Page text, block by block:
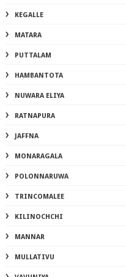
KEGALLE
MATARA
PUTTALAM
HAMBANTOTA
NUWARA ELIYA
RATNAPURA
JAFFNA
MONARAGALA
POLONNARUWA
TRINCOMALEE
KILINOCHCHI
MANNAR
MULLATIVU